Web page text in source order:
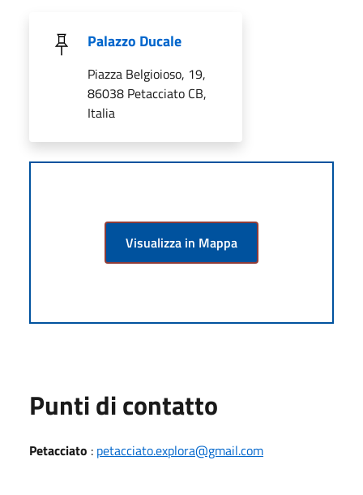
Palazzo Ducale
Piazza Belgioioso, 19,
86038 Petacciato CB,
Italia
Visualizza in Mappa
Punti di contatto
Petacciato : petacciato.explora@gmail.com